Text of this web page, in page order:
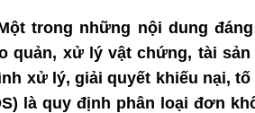
trong những nội dung
quản, xử lý vật chứng, tài
xử lý, giải quyết khiếu nại,
là quy định phân loại đơn